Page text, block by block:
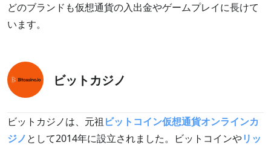
どのブランドも仮想通貨の入出金やゲームプレイに長けて
います。
ビットカジノ
ビットカジノは、元祖 ビットコイン仮想通貨オンラインカ
ジノとして2014年に設立されました。ビットコインやリッ